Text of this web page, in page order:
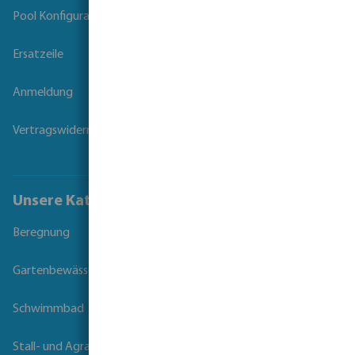
Pool Konfigurator
Ersatzeile
Anmeldung
Vertragswiderruf
Unsere Kataloge
Beregnung
Gartenbewässerung
Schwimmbad
Stall- und Agrartechnik